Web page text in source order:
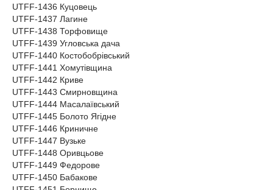
UTFF-1436 Куцовець
UTFF-1437 Лагине
UTFF-1438 Торфовище
UTFF-1439 Угловська дача
UTFF-1440 Костобобрівський
UTFF-1441 Хомутівщина
UTFF-1442 Криве
UTFF-1443 Смирновщина
UTFF-1444 Масалаївський
UTFF-1445 Болото Ягідне
UTFF-1446 Криничне
UTFF-1447 Вузьке
UTFF-1448 Оривцьове
UTFF-1449 Федорове
UTFF-1450 Бабакове